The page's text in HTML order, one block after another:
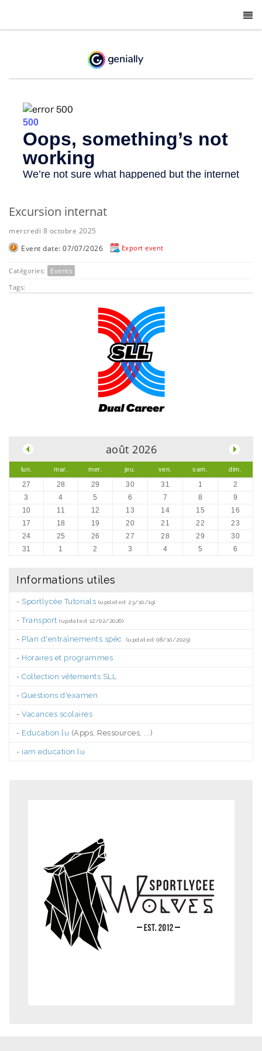
Excursion internat
mercredi 8 octobre 2025
Event date: 07/07/2026
Export event
Catégories:
Events
Tags:
août 2026
lun. mar. mer. jeu. ven. sam. dim.
27 28 29 30 31 1
2
3
4 5 6 7 8
9
10
11 12 13 14 15
16
17
18 19 20 21 22
23
24
25 26 27 28 29
30
31
1 2 3 4 5 6
Informations utiles
- Sportlycée Tutorials (updated 23/10/19)
-Transport (updated 12/02/2026)
- Plan d'entraînements spéc. (updated 08/10/2025)
- Horaires et programmes
- Collection vêtements SLL
- Questions d'examen
- Vacances scolaires
- Education.lu (Apps, Ressources, ...)
- iam.education.lu